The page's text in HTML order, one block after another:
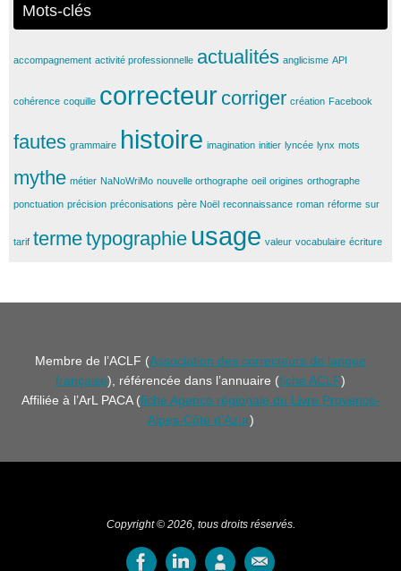
Mots-clés
accompagnement activité professionnelle actualités anglicisme API
cohérence coquille correcteur corriger création Facebook
fautes grammaire histoire imagination initier lyncée lynx mots
mythe métier NaNoWriMo nouvelle orthographe oeil origines orthographe
ponctuation précision préconisations père Noël reconnaissance roman réforme sur
tarif termetypographie usage valeur vocabulaire écriture
Membre de l’ACLF (Association des correcteurs de langue
française), référencée dans l’annuaire (fiche ACLF)
Affiliée à l’ArL PACA (fiche Agence régionale du Livre Provence-
Alpes-Côte d’Azur)
Copyright © 2026, tous droits réservés.